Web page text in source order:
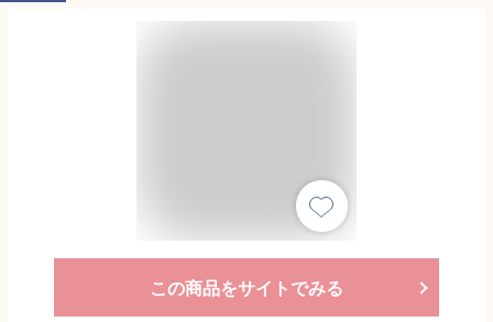
この商品をサイトでみる